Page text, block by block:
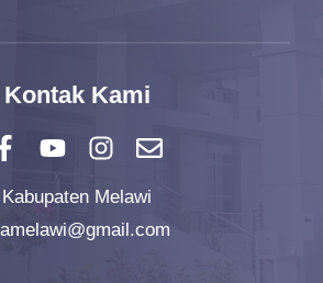
Kontak Kami
Melawi